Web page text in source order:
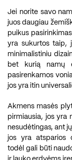
Jei norite savo
juos daugiau
puikus
yra sukurtos taip,
minimalistiniu
bet kurią namų
pasirenkamos
jos yra itin
Akmens masės
pirmiausia, jos yra
nesudėtingas, ant
jos yra atsparios
todėl gali būti